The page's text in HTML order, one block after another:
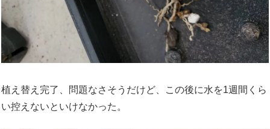
植え替え完了、問題なさそうだけど、この後に水を1週間くら
い控えないといけなかった。